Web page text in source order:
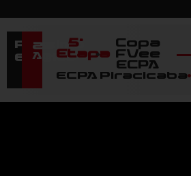
Próximo
Evento
22
Agosto
5ª
Etapa
Copa
FVee
ECPA
ECPA Piracicaba